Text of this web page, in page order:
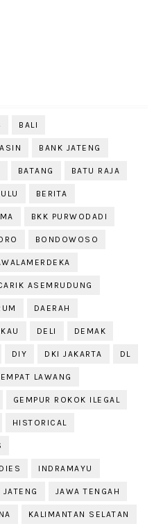
BALI
BANK JATENG
BATANG BATU RAJA
BERITA
BKK PURWODADI
BONDOWOSO
ASEMRUDUNG
DAERAH
DELI DEMAK
DIY DKI JAKARTA DL
EMPAT LAWANG
GEMPUR ROKOK ILEGAL
HISTORICAL
INDRAMAYU
JATENG JAWA TENGAH
KALIMANTAN SELATAN